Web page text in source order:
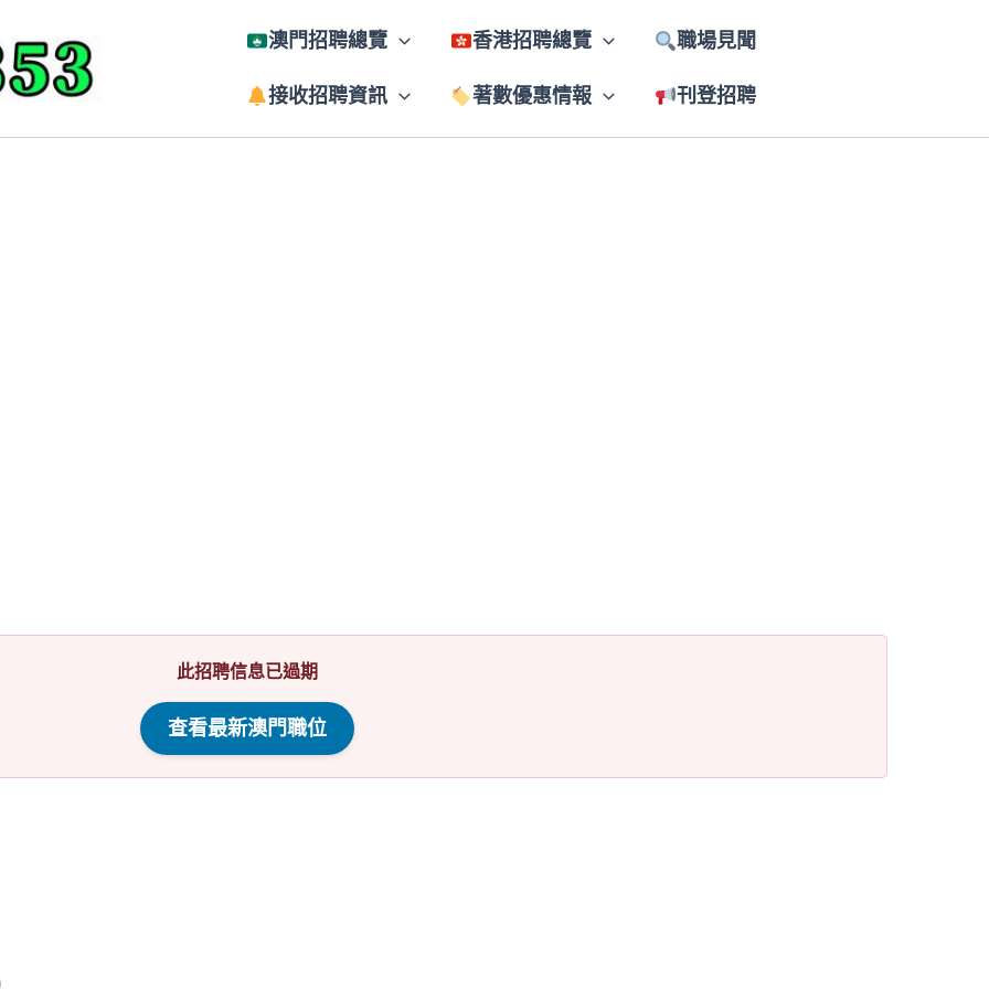
澳門招聘總覽 香港招聘總覽 職場見聞
接收招聘資訊 著數優惠情報 刊登招聘
此招聘信息已過期
查看最新澳門職位